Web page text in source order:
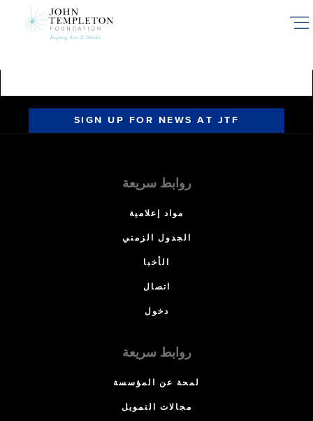
SIGN UP FOR NEWS AT JTF
روابط سريعة
مواد إعلامية
الجدول الزمني
الأخبا
اتصال
دخول
روابط سريعة
لمحة عن المؤسسة
مجالات التمويل